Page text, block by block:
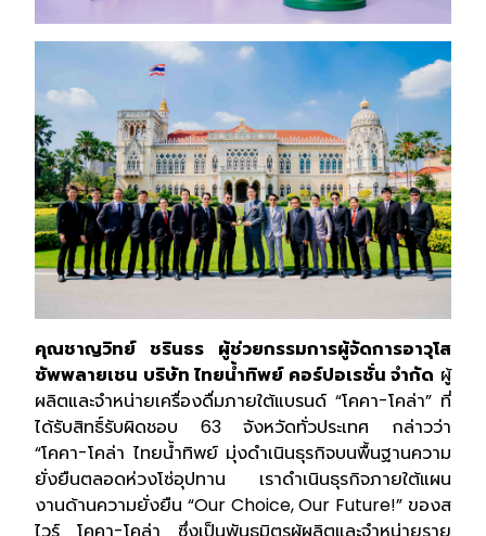
คุณชาญวิทย์ ชรินธร ผู้ช่วยกรรมการผู้จัดการอาวุโส
ซัพพลายเชน บริษัท ไทยน้ำทิพย์ คอร์ปอเรชั่น จำกัด ผู้
ผลิตและจำหน่ายเครื่องดื่มภายใต้แบรนด์ “โคคา-โคล่า” ที่
ได้รับสิทธิ์รับผิดชอบ 63 จังหวัดทั่วประเทศ กล่าวว่า
“โคคา-โคล่า ไทยน้ำทิพย์ มุ่งดำเนินธุรกิจบนพื้นฐานความ
ยั่งยืนตลอดห่วงโซ่อุปทาน เราดำเนินธุรกิจภายใต้แผน
งานด้านความยั่งยืน “Our Choice, Our Future!” ของส